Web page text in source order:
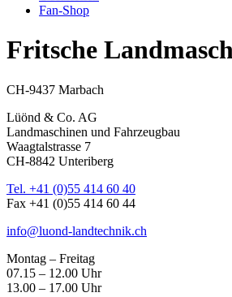
Fan-Shop
Fritsche
CH-9437 Marbach
Lüönd & Co. AG
Landmaschinen und Fahrzeugbau
Waagtalstrasse 7
CH-8842 Unteriberg
Tel. +41 (0)55 414 60 40
Fax +41 (0)55 414 60 44
info@luond-landtechnik.ch
Montag – Freitag
07.15 – 12.00 Uhr
13.00 – 17.00 Uhr